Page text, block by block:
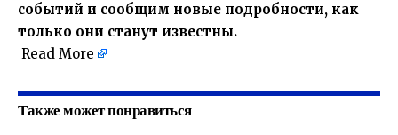
событий и сообщим новые подробности, как
только они станут известны.
Read More
Также может понравиться